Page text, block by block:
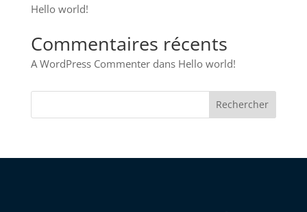
Hello world!
Commentaires récents
A WordPress Commenterdans Hello world!
Rechercher